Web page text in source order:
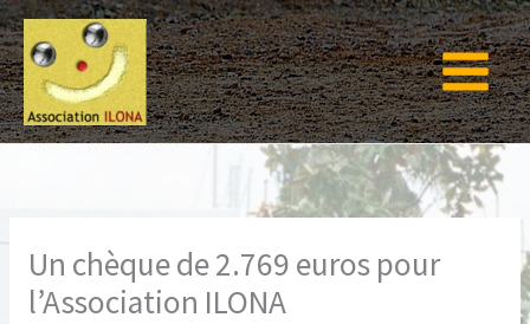
Aller
au
contenu
Un chèque de 2.769 euros pour
l’Association ILONA